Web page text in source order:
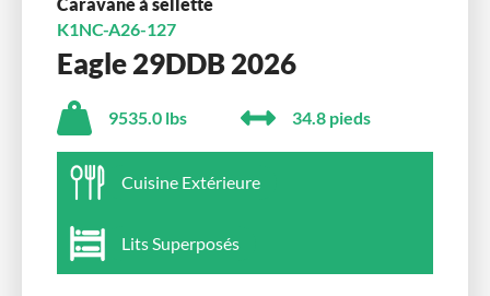
K1NC-A26-127
Eagle 29DDB 2026
9535.0 lbs 34.8 pieds
Cuisine Extérieure
Lits Superposés